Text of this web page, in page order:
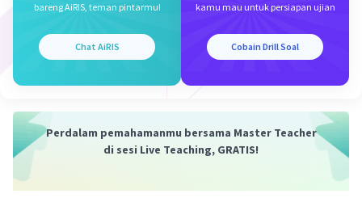
bareng AiRIS, teman pintarmu!
Chat AiRIS
kamu mau untuk persiapan ujian
Cobain Drill Soal
Perdalam pemahamanmu bersama Master Teacher
di sesi Live Teaching, GRATIS!